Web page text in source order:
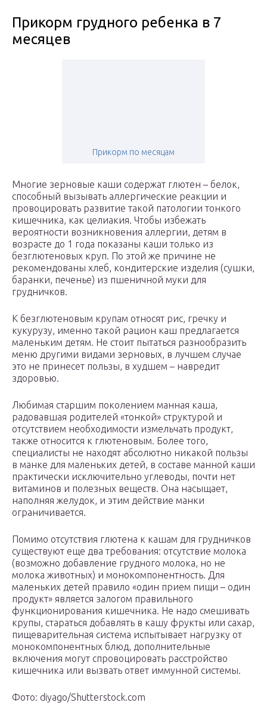
Прикорм грудного ребенка в 7
месяцев
Прикорм по месяцам
Многие зерновые каши содержат глютен – белок,
способный вызывать аллергические реакции и
провоцировать развитие такой патологии тонкого
кишечника, как целиакия. Чтобы избежать
вероятности возникновения аллергии, детям в
возрасте до 1 года показаны каши только из
безглютеновых круп. По этой же причине не
рекомендованы хлеб, кондитерские изделия (сушки,
баранки, печенье) из пшеничной муки для
грудничков.
К безглютеновым крупам относят рис, гречку и
кукурузу, именно такой рацион каш предлагается
маленьким детям. Не стоит пытаться разнообразить
меню другими видами зерновых, в лучшем случае
это не принесет пользы, в худшем – навредит
здоровью.
Любимая старшим поколением манная каша,
радовавшая родителей «тонкой» структурой и
отсутствием необходимости измельчать продукт,
также относится к глютеновым. Более того,
специалисты не находят абсолютно никакой пользы
в манке для маленьких детей, в составе манной каши
практически исключительно углеводы, почти нет
витаминов и полезных веществ. Она насыщает,
наполняя желудок, и этим действие манки
ограничивается.
Помимо отсутствия глютена к кашам для грудничков
существуют еще два требования: отсутствие молока
(возможно добавление грудного молока, но не
молока животных) и монокомпонентность. Для
маленьких детей правило «один прием пищи – один
продукт» является залогом правильного
функционирования кишечника. Не надо смешивать
крупы, стараться добавлять в кашу фрукты или сахар,
пищеварительная система испытывает нагрузку от
монокомпонентных блюд, дополнительные
включения могут спровоцировать расстройство
кишечника или вызвать ответ иммунной системы.
Фото: diyago/Shutterstock.com